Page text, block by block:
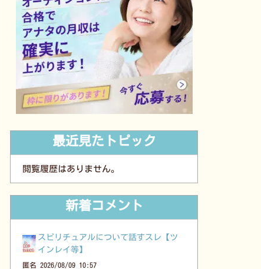
最近見たトピック
閲覧履歴はありません。
新着コメント
スピリチュアルについて話すスレ【ツ
インレイ等】
匿名 2026/08/09 10:57